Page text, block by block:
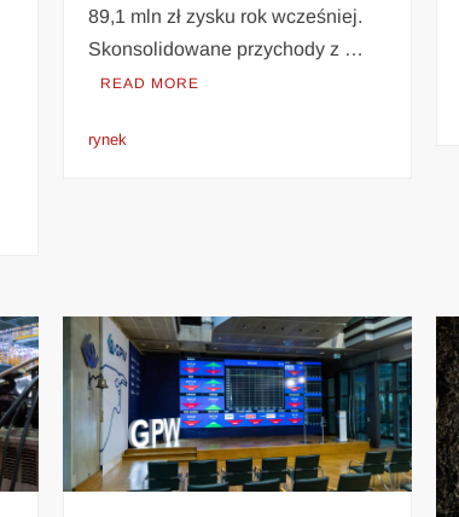
89,1 mln zł zysku rok wcześniej.
Skonsolidowane przychody z …
READ MORE
rynek